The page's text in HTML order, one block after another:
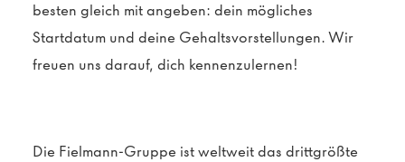
besten gleich mit angeben: dein mögliches
Startdatum und deine Gehaltsvorstellungen. Wir
freuen uns darauf, dich kennenzulernen!
Die Fielmann-Gruppe ist weltweit das drittgrößte